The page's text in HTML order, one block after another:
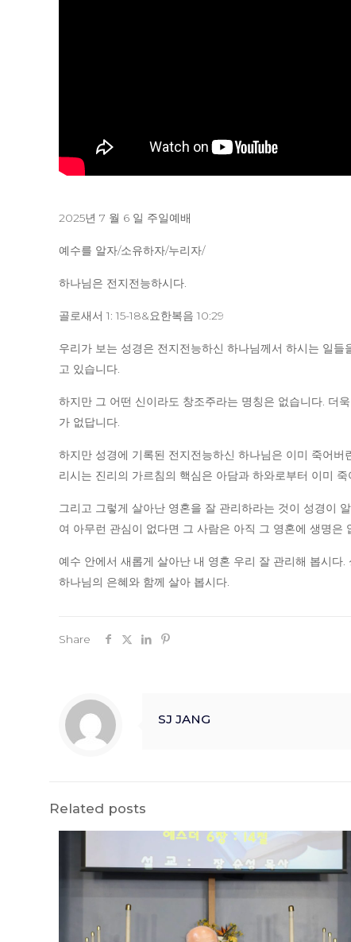
2025년 7 월 6 일 주일예배
예수를 알자/소유하자/누리자/
하나님은 전지전능하시다.
골로새서 1: 15-18&요한복음 10:29
우리가 보는 성경은 전지전능하신 하나님께서 하시는 일
고 있습니다.
하지만 그 어떤 신이라도 창조주라는 명칭은 없습니다. 더
가 없답니다.
하지만 성경에 기록된 전지전능하신 하나님은 이미 죽어
리시는 진리의 가르침의 핵심은 아담과 하와로부터 이미
그리고 그렇게 살아난 영혼을 잘 관리하라는 것이 성경이
여 아무런 관심이 없다면 그 사람은 아직 그 영혼에 생명은
예수 안에서 새롭게 살아난 내 영혼 우리 잘 관리해 봅시
하나님의 은혜와 함께 살아 봅시다.
Share
SJ JANG
Related posts